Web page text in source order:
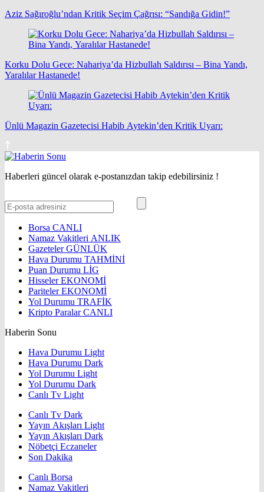
Aziz Sağıroğlu’ndan Kritik Seçim Çağrısı: “Sandığa Gidin!”
Korku Dolu Gece: Nahariya’da Hizbullah Saldırısı – Bina Yandı,
Yaralılar Hastanede!
Ünlü Magazin Gazetecisi Habib Aytekin’den Kritik Uyarı:
Haberleri güncel olarak e-postanızdan takip edebilirsiniz !
Borsa CANLI
Namaz Vakitleri ANLIK
GazetelerGÜNLÜK
Hava Durumu TAHMİNİ
Puan Durumu LİG
HisselerEKONOMİ
ParitelerEKONOMİ
Yol Durumu TRAFİK
Kripto ParalarCANLI
Haberin Sonu
Hava Durumu Light
Hava Durumu Dark
Yol Durumu Light
Yol Durumu Dark
Canlı Tv Light
Canlı Tv Dark
Yayın Akışları Light
Yayın Akışları Dark
Nöbetçi Eczaneler
Son Dakika
Canlı Borsa
Namaz Vakitleri